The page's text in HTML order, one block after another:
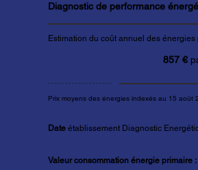
Diagnostic de performance
Estimation du coût annuel des
857 €
Prix moyens des énergies indexés au 15 août
Date établissement Diagnostic
Valeur consommation énergie primaire :